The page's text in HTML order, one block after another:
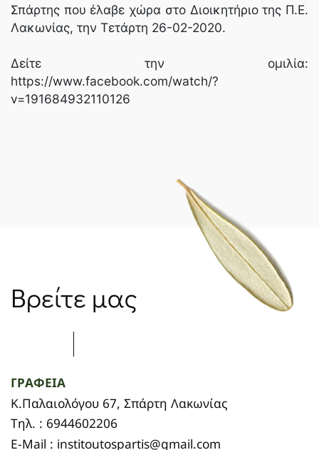
Σπάρτης που έλαβε χώρα στο Διοικητήριο της Π.Ε.
Λακωνίας, την Τετάρτη 26-02-2020.
Δείτε την ομιλία:
https://www.facebook.com/watch/?
v=191684932110126
Βρείτε μας
ΓΡΑΦΕΙΑ
Κ.Παλαιολόγου 67, Σπάρτη Λακωνίας
Τηλ. : 6944602206
E-Mail : institoutospartis@gmail.com